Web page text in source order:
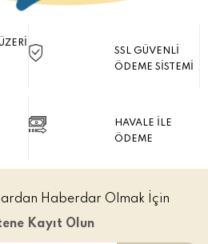
SSL GÜVENLİ
ÖDEME SİSTEMİ
HAVALE İLE
ÖDEME
Haberdar Olmak İçin
Kayıt Olun